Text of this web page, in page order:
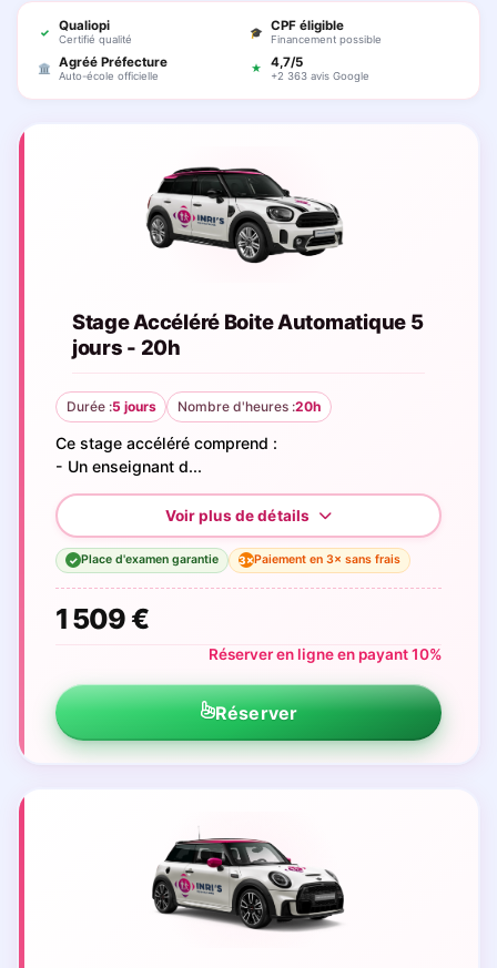
✓ Qualiopi
Certifié qualité
🎓 CPF éligible
Financement possible
🏛 Agréé Préfecture
Auto-école officielle
★ 4,7/5
+2 363 avis Google
Stage Accéléré Boite Automatique 5
jours - 20h
Durée :5 jours Nombre d'heures :20h
Ce stage accéléré comprend :
- Un enseignant d...
✓ Place d'examen garantie 3×Paiement en 3× sans frais
1 509 €
Réserver en ligne en payant 10%
Réserver